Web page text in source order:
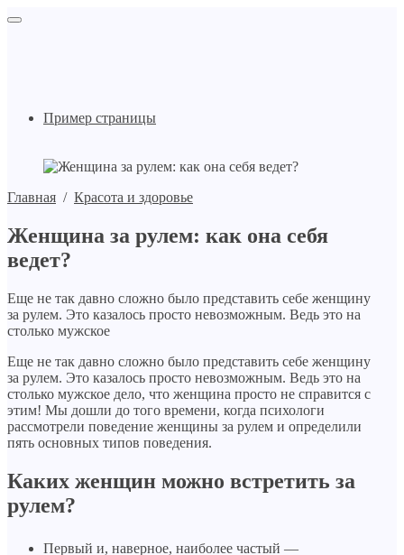
Пример страницы
Главная / Красота и здоровье
Женщина за рулем: как она себя
ведет?
Еще не так давно сложно было представить себе женщину
за рулем. Это казалось просто невозможным. Ведь это на
столько мужское
Еще не так давно сложно было представить себе женщину
за рулем. Это казалось просто невозможным. Ведь это на
столько мужское дело, что женщина просто не справится с
этим! Мы дошли до того времени, когда психологи
рассмотрели поведение женщины за рулем и определили
пять основных типов поведения.
Каких женщин можно встретить за
рулем?
Первый и, наверное, наиболее частый —